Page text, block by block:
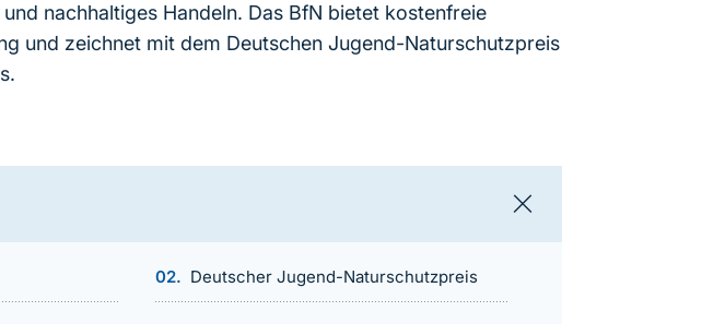
nachhaltiges Handeln. Das BfN bietet kostenfreie
und zeichnet mit dem Deutschen Jugend-Naturschutzpreis
Deutscher Jugend-Naturschutzpreis